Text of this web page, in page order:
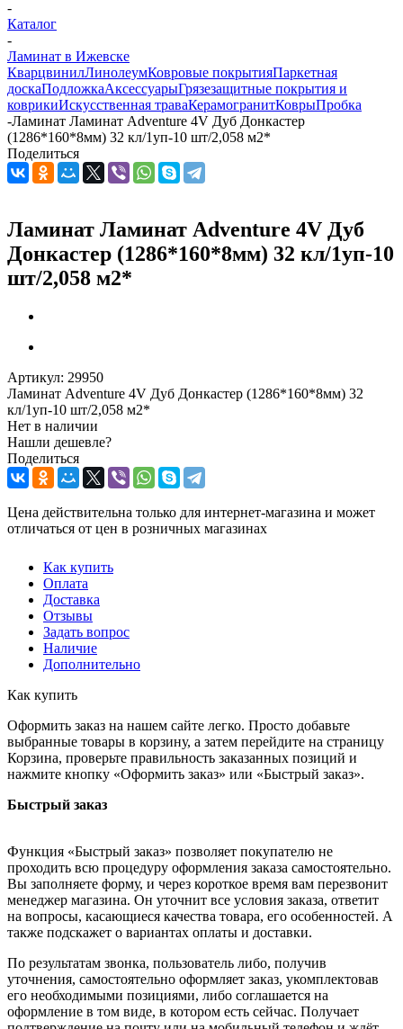
-
Каталог
-
Ламинат в Ижевске
КварцвинилЛинолеумКовровые покрытияПаркетная
доскаПодложкаАксессуарыГрязезащитные покрытия и
коврикиИскусственная траваКерамогранитКоврыПробка
-Ламинат Ламинат Adventure 4V Дуб Донкастер
(1286*160*8мм) 32 кл/1уп-10 шт/2,058 м2*
Поделиться
Ламинат Ламинат Adventure 4V Дуб
Донкастер (1286*160*8мм) 32 кл/1уп-10
шт/2,058 м2*
Артикул: 29950
Ламинат Adventure 4V Дуб Донкастер (1286*160*8мм) 32
кл/1уп-10 шт/2,058 м2*
Нет в наличии
Нашли дешевле?
Поделиться
Цена действительна только для интернет-магазина и может
отличаться от цен в розничных магазинах
Как купить
Оплата
Доставка
Отзывы
Задать вопрос
Наличие
Дополнительно
Как купить
Оформить заказ на нашем сайте легко. Просто добавьте
выбранные товары в корзину, а затем перейдите на страницу
Корзина, проверьте правильность заказанных позиций и
нажмите кнопку «Оформить заказ» или «Быстрый заказ».
Быстрый заказ
Функция «Быстрый заказ» позволяет покупателю не
проходить всю процедуру оформления заказа самостоятельно.
Вы заполняете форму, и через короткое время вам перезвонит
менеджер магазина. Он уточнит все условия заказа, ответит
на вопросы, касающиеся качества товара, его особенностей. А
также подскажет о вариантах оплаты и доставки.
По результатам звонка, пользователь либо, получив
уточнения, самостоятельно оформляет заказ, укомплектовав
его необходимыми позициями, либо соглашается на
оформление в том виде, в котором есть сейчас. Получает